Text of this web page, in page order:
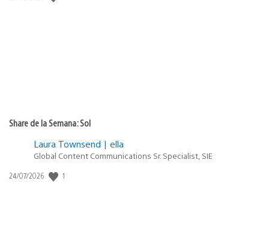
Share de la Semana: Sol
Laura Townsend | ella
Global Content Communications Sr. Specialist, SIE
Fecha
24/07/2026 1